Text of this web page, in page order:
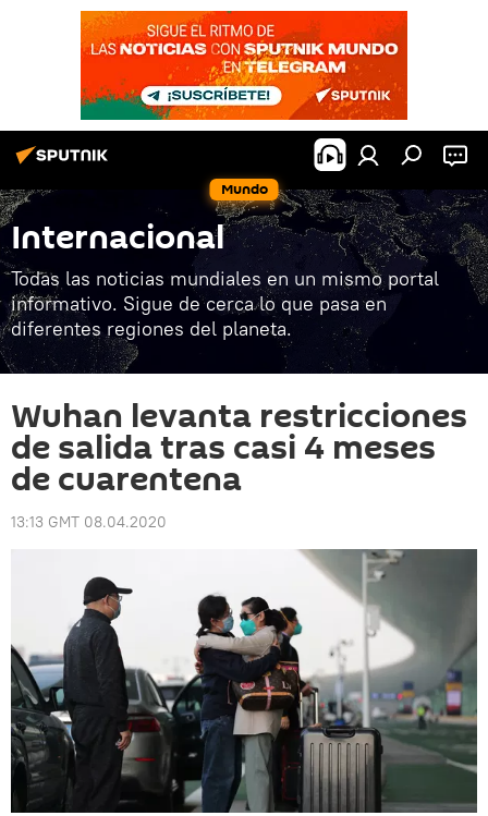
Mundo
Internacional
Todas las noticias mundiales en un mismo portal
informativo. Sigue de cerca lo que pasa en
diferentes regiones del planeta.
Wuhan levanta restricciones
de salida tras casi 4 meses
de cuarentena
13:13 GMT 08.04.2020